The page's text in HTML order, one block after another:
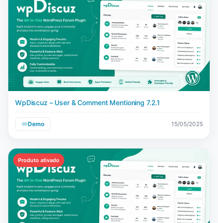
WpDiscuz – User & Comment Mentioning 7.2.1
Demo 15/05/2025
Produto ativado